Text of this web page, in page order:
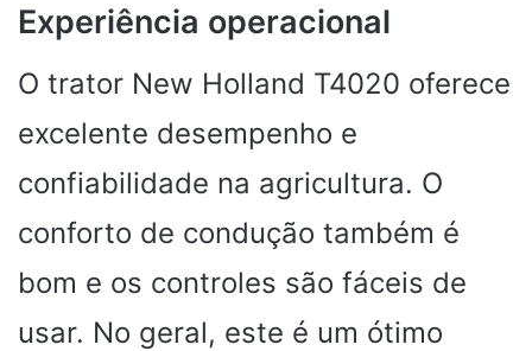
Experiência operacional
O trator New Holland T4020 oferece
excelente desempenho e
confiabilidade na agricultura. O
conforto de condução também é
bom e os controles são fáceis de
usar. No geral, este é um ótimo